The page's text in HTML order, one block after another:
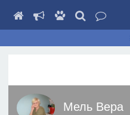
Мель Вера